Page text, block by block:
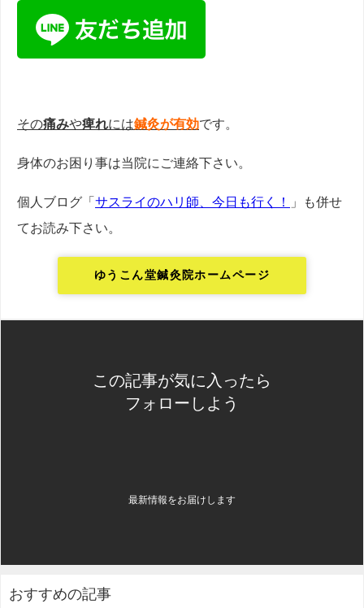
その痛みや痺れには鍼灸が有効です。
身体のお困り事は当院にご連絡下さい。
個人ブログ「 サスライのハリ師、今日も行く！
」も併せ
てお読み下さい。
ゆうこん堂鍼灸院ホームページ
この記事が気に入ったら
フォローしよう
最新情報をお届けします
おすすめの記事